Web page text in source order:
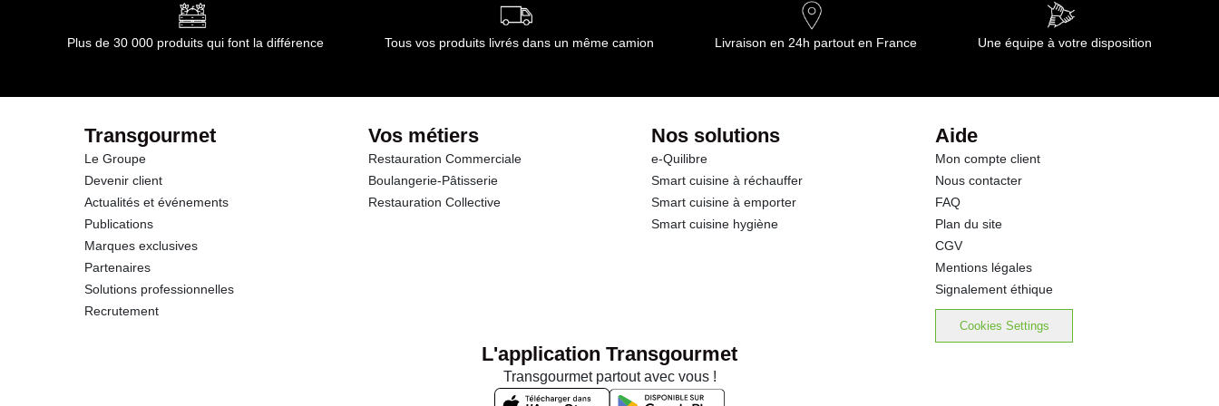
Protéines
Sel
Plus de 30 000 produits qui font la différence Tous vos produits livrés dans un même camion Livraison en 24h partout en France Une équipe à votre disposition
Transgourmet
Le Groupe
Devenir client
Actualités et événements
Publications
Marques exclusives
Partenaires
Solutions professionnelles
Recrutement
Vos métiers
Restauration Commerciale
Boulangerie-Pâtisserie
Restauration Collective
Nos solutions
e-Quilibre
Smart cuisine à réchauffer
Smart cuisine à emporter
Smart cuisine hygiène
Aide
Mon compte client
Nous contacter
FAQ
Plan du site
CGV
Mentions légales
Signalement éthique
Cookies Settings
L'application Transgourmet
Transgourmet partout avec vous !